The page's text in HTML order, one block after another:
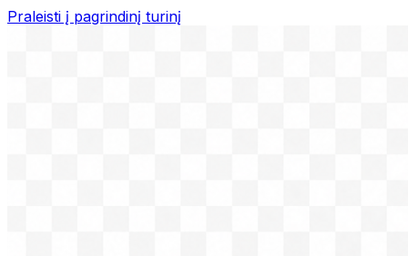
Praleisti į pagrindinį turinį